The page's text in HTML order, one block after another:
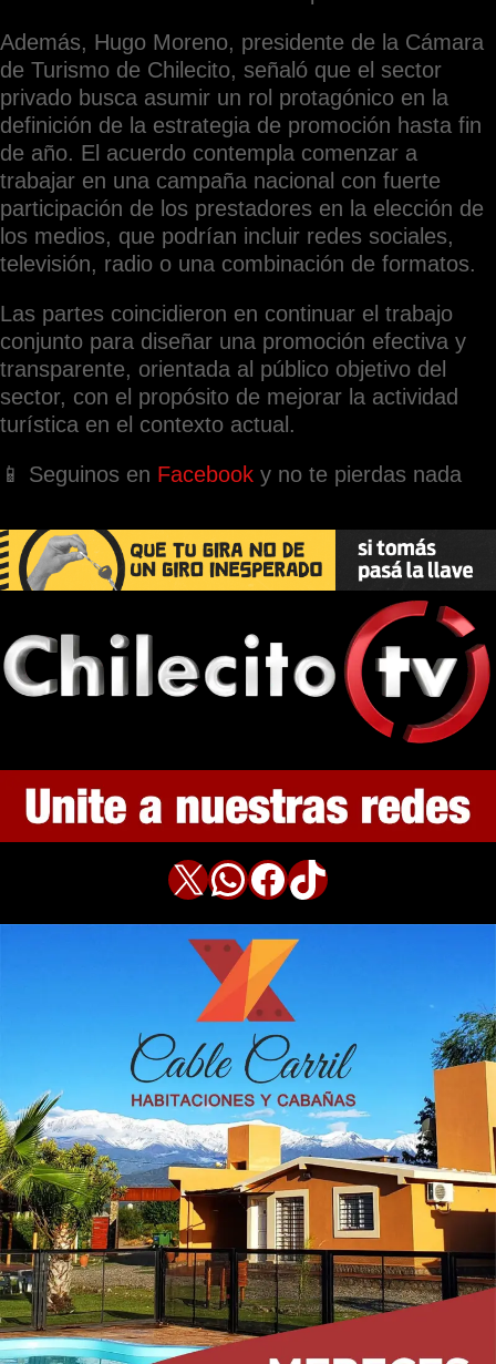
Además, Hugo Moreno, presidente de la Cámara
de Turismo de Chilecito, señaló que el sector
privado busca asumir un rol protagónico en la
definición de la estrategia de promoción hasta fin
de año. El acuerdo contempla comenzar a
trabajar en una campaña nacional con fuerte
participación de los prestadores en la elección de
los medios, que podrían incluir redes sociales,
televisión, radio o una combinación de formatos.
Las partes coincidieron en continuar el trabajo
conjunto para diseñar una promoción efectiva y
transparente, orientada al público objetivo del
sector, con el propósito de mejorar la actividad
turística en el contexto actual.
📱 Seguinos en Facebook y no te pierdas nada
X WhatsApp Facebook TikTok